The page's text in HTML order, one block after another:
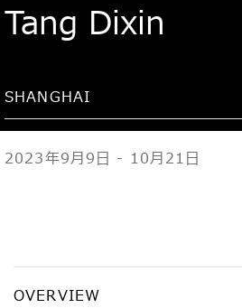
Tang Dixin
SHANGHAI
2023年9月9日 - 10月21日
OVERVIEW